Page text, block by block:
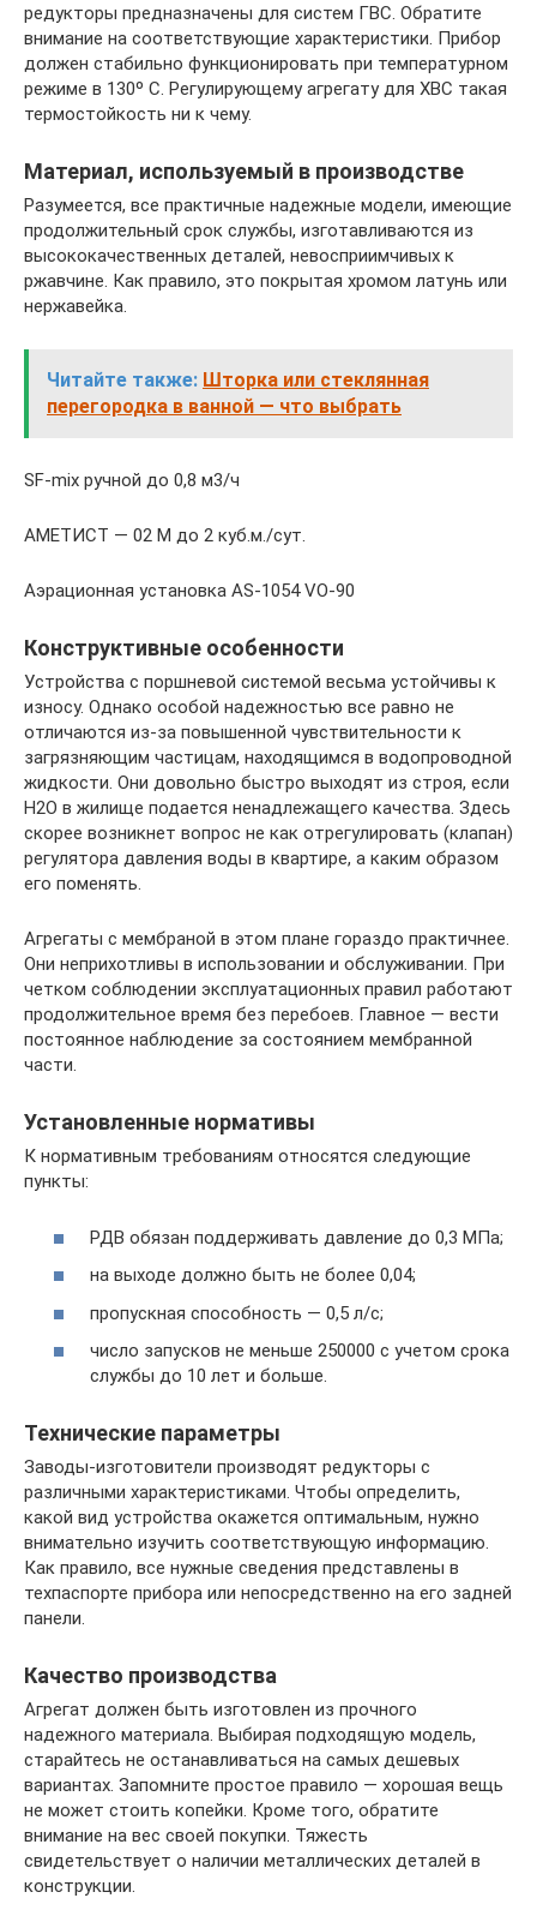
редукторы предназначены для систем ГВС. Обратите
внимание на соответствующие характеристики. Прибор
должен стабильно функционировать при температурном
режиме в 130º С. Регулирующему агрегату для ХВС такая
термостойкость ни к чему.
Материал, используемый в производстве
Разумеется, все практичные надежные модели, имеющие
продолжительный срок службы, изготавливаются из
высококачественных деталей, невосприимчивых к
ржавчине. Как правило, это покрытая хромом латунь или
нержавейка.
Читайте также: Шторка или стеклянная
перегородка в ванной — что выбрать
SF-mix ручной до 0,8 м3/ч
АМЕТИСТ — 02 М до 2 куб.м./сут.
Аэрационная установка AS-1054 VO-90
Конструктивные особенности
Устройства с поршневой системой весьма устойчивы к
износу. Однако особой надежностью все равно не
отличаются из-за повышенной чувствительности к
загрязняющим частицам, находящимся в водопроводной
жидкости. Они довольно быстро выходят из строя, если
H2O в жилище подается ненадлежащего качества. Здесь
скорее возникнет вопрос не как отрегулировать (клапан)
регулятора давления воды в квартире, а каким образом
его поменять.
Агрегаты с мембраной в этом плане гораздо практичнее.
Они неприхотливы в использовании и обслуживании. При
четком соблюдении эксплуатационных правил работают
продолжительное время без перебоев. Главное — вести
постоянное наблюдение за состоянием мембранной
части.
Установленные нормативы
К нормативным требованиям относятся следующие
пункты:
РДВ обязан поддерживать давление до 0,3 МПа;
на выходе должно быть не более 0,04;
пропускная способность — 0,5 л/с;
число запусков не меньше 250000 с учетом срока
службы до 10 лет и больше.
Технические параметры
Заводы-изготовители производят редукторы с
различными характеристиками. Чтобы определить,
какой вид устройства окажется оптимальным, нужно
внимательно изучить соответствующую информацию.
Как правило, все нужные сведения представлены в
техпаспорте прибора или непосредственно на его задней
панели.
Качество производства
Агрегат должен быть изготовлен из прочного
надежного материала. Выбирая подходящую модель,
старайтесь не останавливаться на самых дешевых
вариантах. Запомните простое правило — хорошая вещь
не может стоить копейки. Кроме того, обратите
внимание на вес своей покупки. Тяжесть
свидетельствует о наличии металлических деталей в
конструкции.